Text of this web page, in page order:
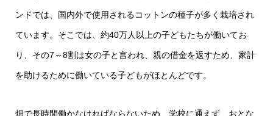
ンドでは、国内外で使用されるコットンの種子が多く栽培され
ています。そこでは、約40万人以上の子どもたちが働いてお
り、その7～8割は女の子と言われ、親の借金を返すため、家計
を助けるために働いている子どもがほとんどです。
畑で長時間働かなければならないため、学校に通えず、おとな